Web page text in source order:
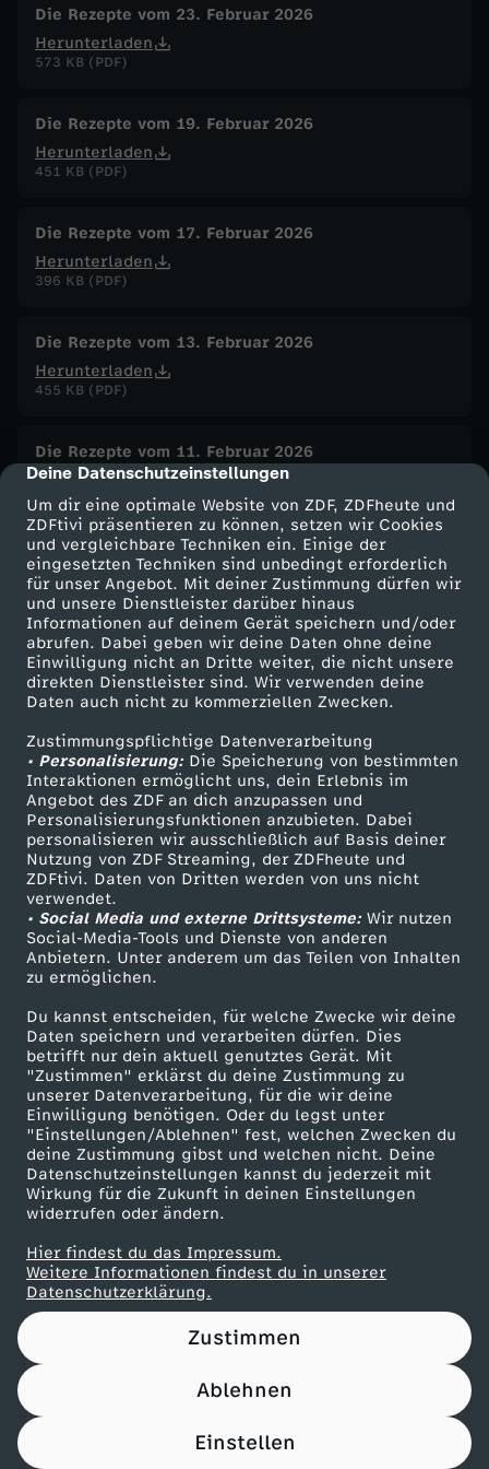
cmp-dialog-description
Deine Datenschutzeinstellungen
Um dir eine optimale Website von ZDF, ZDFheute und
ZDFtivi präsentieren zu können, setzen wir Cookies
und vergleichbare Techniken ein. Einige der
eingesetzten Techniken sind unbedingt erforderlich
für unser Angebot. Mit deiner Zustimmung dürfen wir
und unsere Dienstleister darüber hinaus
Informationen auf deinem Gerät speichern und/oder
abrufen. Dabei geben wir deine Daten ohne deine
Einwilligung nicht an Dritte weiter, die nicht unsere
direkten Dienstleister sind. Wir verwenden deine
Daten auch nicht zu kommerziellen Zwecken.
Zustimmungspflichtige Datenverarbeitung
• Personalisierung:Die Speicherung von bestimmten
Interaktionen ermöglicht uns, dein Erlebnis im
Angebot des ZDF an dich anzupassen und
Personalisierungsfunktionen anzubieten. Dabei
personalisieren wir ausschließlich auf Basis deiner
Nutzung von ZDF Streaming, der ZDFheute und
ZDFtivi. Daten von Dritten werden von uns nicht
verwendet.
• Social Media und externe Drittsysteme:Wir nutzen
Social-Media-Tools und Dienste von anderen
Anbietern. Unter anderem um das Teilen von Inhalten
zu ermöglichen.
Du kannst entscheiden, für welche Zwecke wir deine
Daten speichern und verarbeiten dürfen. Dies
betrifft nur dein aktuell genutztes Gerät. Mit
"Zustimmen" erklärst du deine Zustimmung zu
unserer Datenverarbeitung, für die wir deine
Einwilligung benötigen. Oder du legst unter
"Einstellungen/Ablehnen" fest, welchen Zwecken du
deine Zustimmung gibst und welchen nicht. Deine
Datenschutzeinstellungen kannst du jederzeit mit
Wirkung für die Zukunft in deinen Einstellungen
widerrufen oder ändern.
Hier findest du das Impressum.
Weitere Informationen findest du in unserer
Datenschutzerklärung.
Zustimmen
Ablehnen
Einstellen
Die Rezepte vom 23. Februar 2026
Herunterladen
573 KB (PDF)
Die Rezepte vom 19. Februar 2026
Herunterladen
451 KB (PDF)
Die Rezepte vom 17. Februar 2026
Herunterladen
396 KB (PDF)
Die Rezepte vom 13. Februar 2026
Herunterladen
455 KB (PDF)
Die Rezepte vom 11. Februar 2026
Herunterladen
539 KB (PDF)
Die Rezepte vom 9. Februar 2026
Herunterladen
513 KB (PDF)
Die Rezepte vom 6. Februar 2026
Herunterladen
Die Rezepte vom 4. Februar 2026
Herunterladen
520 KB (PDF)
Die Rezepte vom 3. Februar 2026
Herunterladen
475 KB (PDF)
Herunterladen
635 KB (PDF)
Die Rezepte vom 30. Januar 2026
Herunterladen
439 KB (PDF)
Die Rezepte vom 29. Januar 2026
Herunterladen
354 KB (PDF)
Die Rezepte vom 28. Januar 2026
Die Rezepte vom 27. Januar 2026
Herunterladen